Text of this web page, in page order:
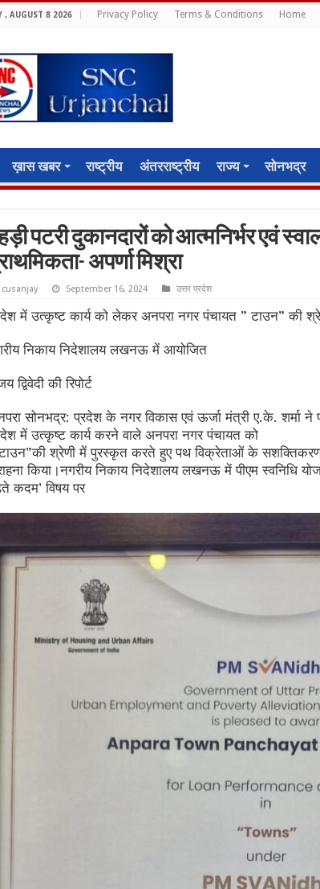
, AUGUST 8 2026 Privacy Policy Terms & Conditions Home
ख़ास खबर राष्ट्रीय अंतरराष्ट्रीय राज्य सोनभद्र
पटरी दुकानदारों को आत्मनिर्भर एवं
अपर्णा मिश्रा
cusanjay September 16, 2024 उत्तर प्रदेश
में उत्कृष्ट कार्य को लेकर अनपरा नगर पंचायत ” टाउन” की
निकाय निदेशालय लखनऊ में आयोजित
द्विवेदी की रिपोर्ट
सोनभद्र: प्रदेश के नगर विकास एवं ऊर्जा मंत्री ए.के. शर्मा ने
में उत्कृष्ट कार्य करने वाले अनपरा नगर पंचायत को
श्रेणी में पुरस्कृत करते हुए पथ विक्रेताओं के सशक्तिकरण
किया।नगरीय निकाय निदेशालय लखनऊ में पीएम स्वनिधि
कदम’ विषय पर